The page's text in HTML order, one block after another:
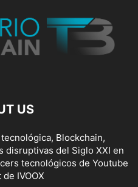
US
Blockchain,
disruptivas del Siglo XXI en
tecnológicos de Youtube
IVOOX